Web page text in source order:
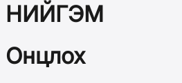
НИЙГЭМ
Онцлох